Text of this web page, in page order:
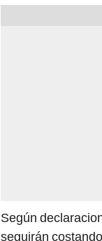
Según
seguirán